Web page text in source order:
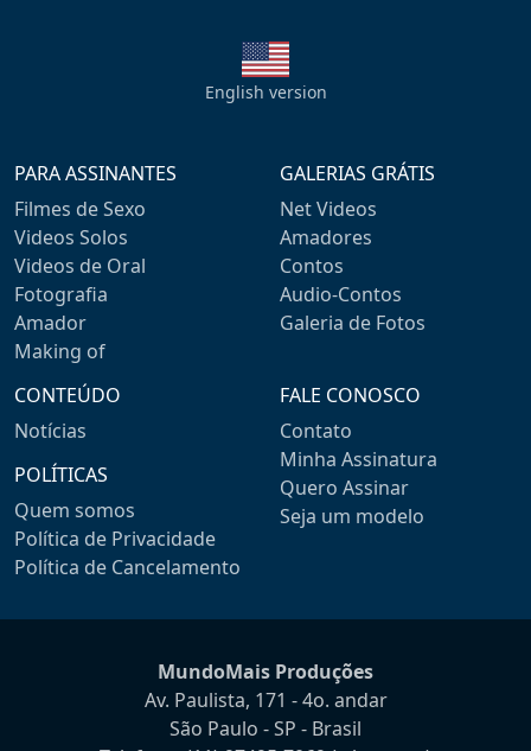
English version
PARA ASSINANTES
Filmes de Sexo
Videos Solos
Videos de Oral
Fotografia
Amador
Making of
GALERIAS GRÁTIS
Net Videos
Amadores
Contos
Audio-Contos
Galeria de Fotos
CONTEÚDO
Notícias
POLÍTICAS
Quem somos
Política de Privacidade
Política de Cancelamento
FALE CONOSCO
Contato
Minha Assinatura
Quero Assinar
Seja um modelo
MundoMais Produções
Av. Paulista, 171 - 4o. andar
São Paulo - SP - Brasil